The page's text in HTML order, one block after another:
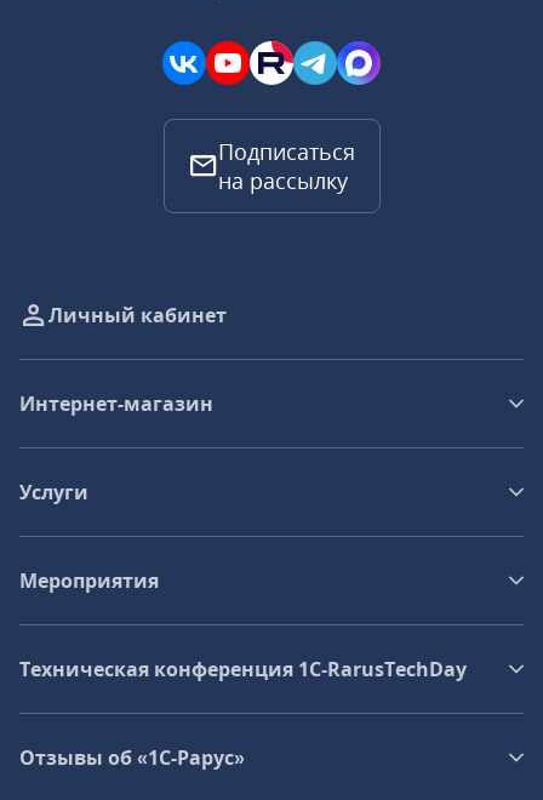
Подписаться
на рассылку
Личный кабинет
Интернет-магазин
Услуги
Мероприятия
Техническая конференция 1C‑RarusTechDay
Отзывы об «1С-Рарус»